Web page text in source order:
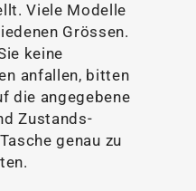
Viele Modelle
Grössen.
keine
anfallen, bitten
die angegebene
Zustands-
genau zu